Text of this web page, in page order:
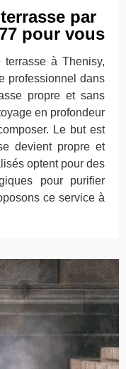
par
pour vous
à Thenisy,
professionnel dans
propre et sans
en profondeur
Le but est
devient propre et
optent pour des
pour purifier
ce service à